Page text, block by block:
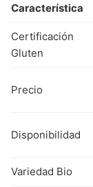
Característica
Certificación
Gluten
Precio
Disponibilidad
Variedad Bio